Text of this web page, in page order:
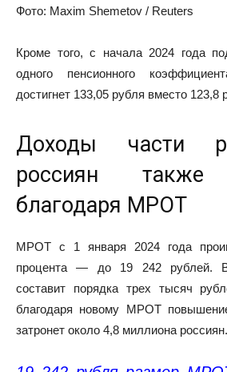
Фото: Maxim Shemetov / Reuters
Кроме того, с начала 2024 года
одного пенсионного
достигнет 133,05 рубля вместо 123,8
Доходы части
россиян также
благодаря МРОТ
МРОТ с 1 января 2024 года
процента — до 19 242 рублей. В
составит порядка трех тысяч
благодаря новому МРОТ
затронет около 4,8 миллиона россиян.